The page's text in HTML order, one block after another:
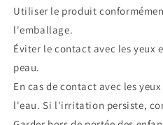
Utiliser le produit
l'emballage.
Éviter le contact avec les yeux
peau.
En cas de contact avec les
l'eau. Si l'irritation persiste,